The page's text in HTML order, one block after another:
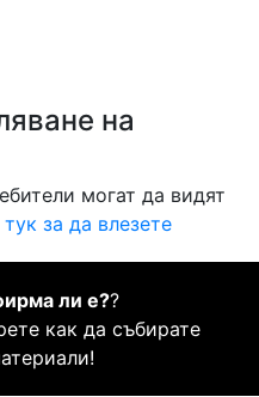
на
могат да видят
за да влезете
ли е??
как да събирате